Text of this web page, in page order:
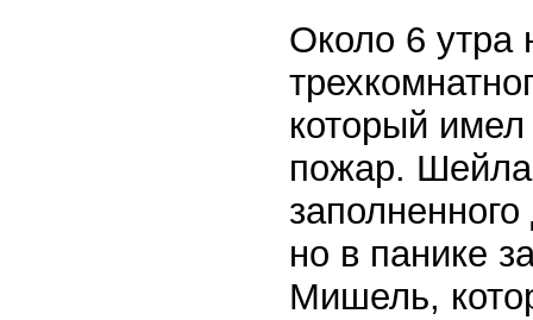
Около 6 утра
который
пожар. Шейла
но в панике
Мишель,